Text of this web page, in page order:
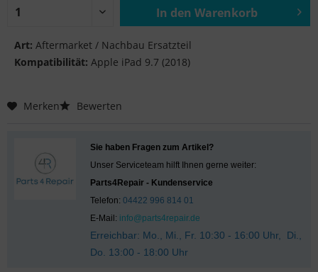
In den Warenkorb
Hinzugefügt
Art: Aftermarket / Nachbau Ersatzteil
Kompatibilität: Apple iPad 9.7 (2018)
Merken Bewerten
Sie haben Fragen zum Artikel?
Unser Serviceteam hilft Ihnen gerne weiter:
Parts4Repair - Kundenservice
Telefon: 04422 996 814 01
E-Mail: info@parts4repair.de
Erreichbar: Mo., Mi., Fr. 10:30 - 16:00 Uhr, Di.,
Do. 13:00 - 18:00 Uhr